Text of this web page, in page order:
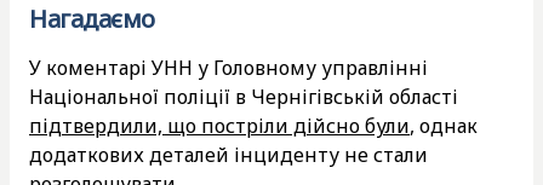
Нагадаємо
У коментарі УНН у Головному управлінні
Національної поліції в Чернігівській області
підтвердили, що постріли дійсно були, однак
додаткових деталей інциденту не стали